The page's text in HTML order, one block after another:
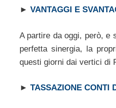
► VANTAGGI E
A partire da oggi, però, e
perfetta sinergia, la
questi giorni dai vertici di
► TASSAZIONE CONTI